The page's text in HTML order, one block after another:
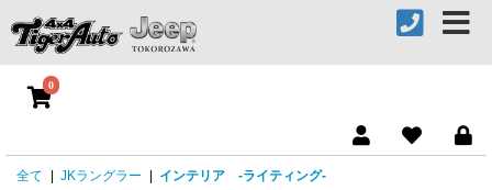
0
全て JKラングラー インテリア -ライティング-